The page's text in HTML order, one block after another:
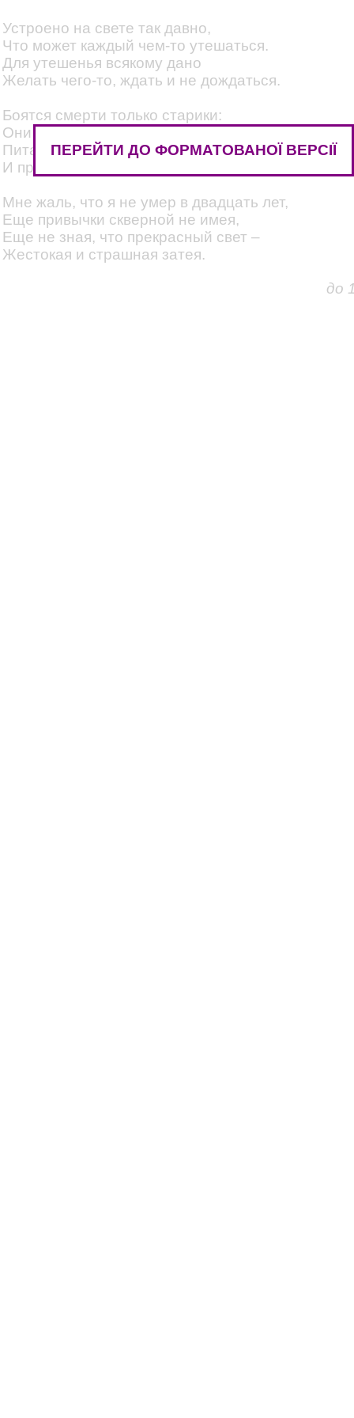
Устроено на свете так давно,
Что может каждый чем-то утешаться.
Для утешенья всякому дано
Желать чего-то, ждать и не дождаться.
Боятся смерти только старики:
Они привыкли жить на этом свете,
Питаться, сплетничать, носить очки
И прятаться от смерти за газетой.
Мне жаль, что я не умер в двадцать лет,
Еще привычки скверной не имея,
Еще не зная, что прекрасный свет –
Жестокая и страшная затея.
до
ПЕРЕЙТИ ДО ФОРМАТОВАНОЇ ВЕРСІЇ